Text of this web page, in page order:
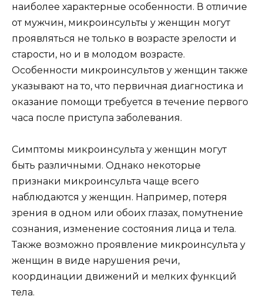
наиболее характерные особенности. В отличие
от мужчин, микроинсульты у женщин могут
проявляться не только в возрасте зрелости и
старости, но и в молодом возрасте.
Особенности микроинсультов у женщин также
указывают на то, что первичная диагностика и
оказание помощи требуется в течение первого
часа после приступа заболевания.
Симптомы микроинсульта у женщин могут
быть различными. Однако некоторые
признаки микроинсульта чаще всего
наблюдаются у женщин. Например, потеря
зрения в одном или обоих глазах, помутнение
сознания, изменение состояния лица и тела.
Также возможно проявление микроинсульта у
женщин в виде нарушения речи,
координации движений и мелких функций
тела.